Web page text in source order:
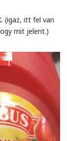
(igaz, itt fel van
mit jelent.)